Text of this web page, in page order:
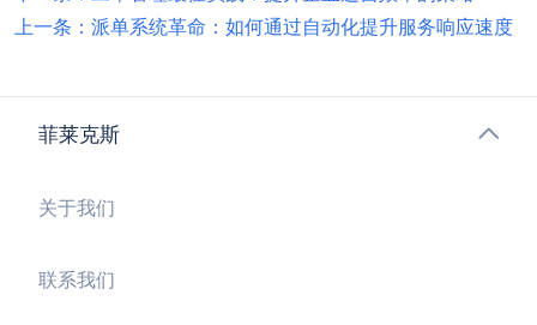
上一条：派单系统革命：如何通过自动化提升服务响应速度
菲莱克斯
关于我们
联系我们